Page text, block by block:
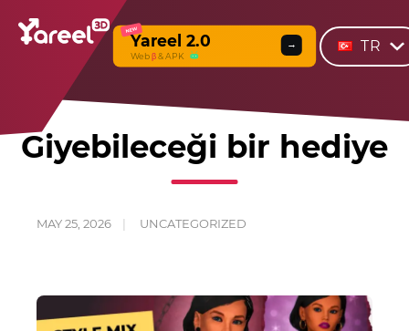
NEW
Yareel 2.0
Webβ & APK
→ TR
Giyebileceği bir hediye
MAY 25, 2026 UNCATEGORIZED